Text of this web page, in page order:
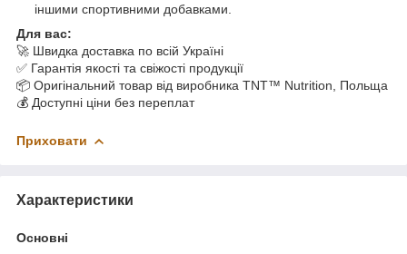
іншими спортивними добавками.
Для вас:
🚀 Швидка доставка по всій Україні
✅ Гарантія якості та свіжості продукції
📦 Оригінальний товар від виробника TNT™ Nutrition, Польща
💰 Доступні ціни без переплат
Приховати
Характеристики
Основні